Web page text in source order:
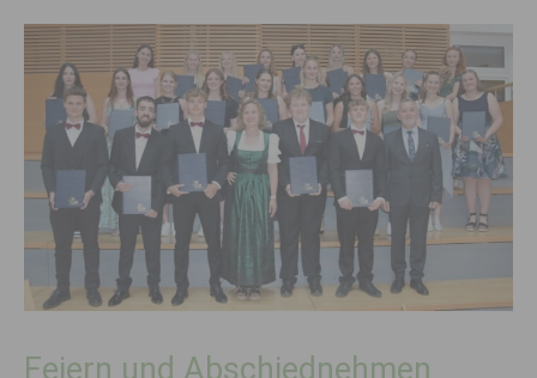
Feiern und Abschiednehmen